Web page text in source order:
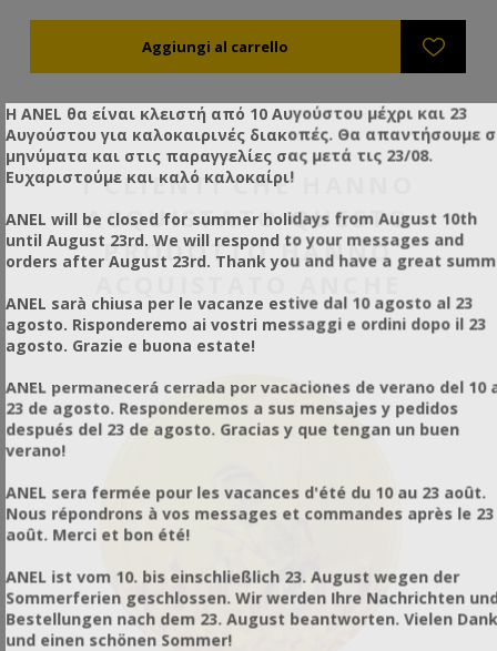
I CLIENTI CHE HANNO
ACQUISTATO QUESTO
PRODOTTO HANNO
Η ANEL θα είναι κλειστή από 10 Αυγούστου μέχρι και 23
Αυγούστου για καλοκαιρινές διακοπές. Θα απαντήσουμε
μηνύματα και στις παραγγελίες σας μετά τις 23/08.
Ευχαριστούμε και καλό καλοκαίρι!
ANEL will be closed for summer holidays from August 10th
until August 23rd. We will respond to your messages and
orders after August 23rd. Thank you and have a great
ANEL sarà chiusa per le vacanze estive dal 10 agosto al 23
agosto. Risponderemo ai vostri messaggi e ordini dopo il 23
agosto. Grazie e buona estate!
ANEL permanecerá cerrada por vacaciones de verano del 10
23 de agosto. Responderemos a sus mensajes y pedidos
después del 23 de agosto. Gracias y que tengan un buen
verano!
ANEL sera fermée pour les vacances d'été du 10 au 23 août.
Nous répondrons à vos messages et commandes après le 23
août. Merci et bon été!
ANEL ist vom 10. bis einschließlich 23. August wegen der
Sommerferien geschlossen. Wir werden Ihre Nachrichten
Bestellungen nach dem 23. August beantworten. Vielen Dank
und einen schönen Sommer!